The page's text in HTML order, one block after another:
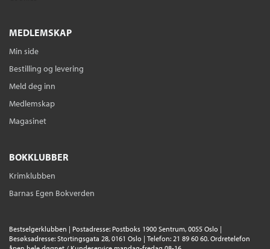
MEDLEMSKAP
Min side
Bestilling og levering
Meld deg inn
Medlemskap
Magasinet
BOKKLUBBER
Krimklubben
Barnas Egen Bokverden
Bestselgerklubben | Postadresse: Postboks 1900 Sentrum, 0055 Oslo |
Besøksadresse: Stortingsgata 28, 0161 Oslo | Telefon: 21 89 60 60. Ordretelefon